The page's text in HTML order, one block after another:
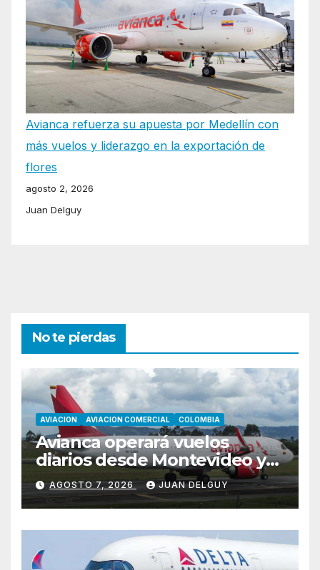
Avianca refuerza su apuesta por Medellín con
más vuelos y liderazgo en la exportación de
flores
agosto 2, 2026
Juan Delguy
No te pierdas
AVIACION AVIACION COMERCIAL COLOMBIA
Avianca operará vuelos
diarios desde Montevideo y
Asunción hacia Bogotá
AGOSTO 7, 2026 JUAN DELGUY